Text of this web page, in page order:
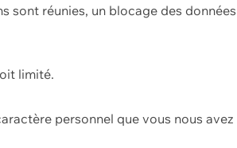
sont réunies, un blocage des
limité.
personnel que vous nous